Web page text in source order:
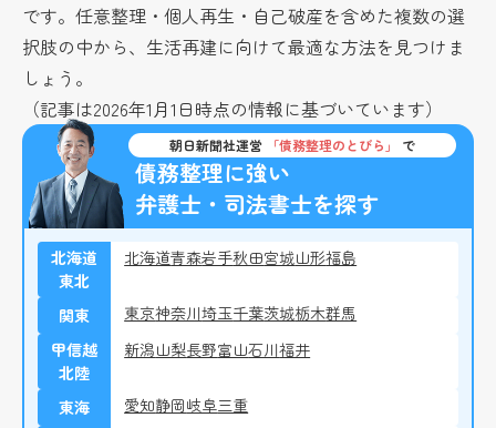
です。任意整理・個人再生・自己破産を含めた複数の選
択肢の中から、生活再建に向けて最適な方法を見つけま
しょう。
（記事は2026年1月1日時点の情報に基づいています）
朝日新聞社運営 「債務整理のとびら」 で
債務整理に強い
弁護士・司法書士を探す
北海道
東北
北海道青森岩手秋田宮城山形福島
関東 東京神奈川埼玉千葉茨城栃木群馬
甲信越
北陸
新潟山梨長野富山石川福井
東海 愛知静岡岐阜三重